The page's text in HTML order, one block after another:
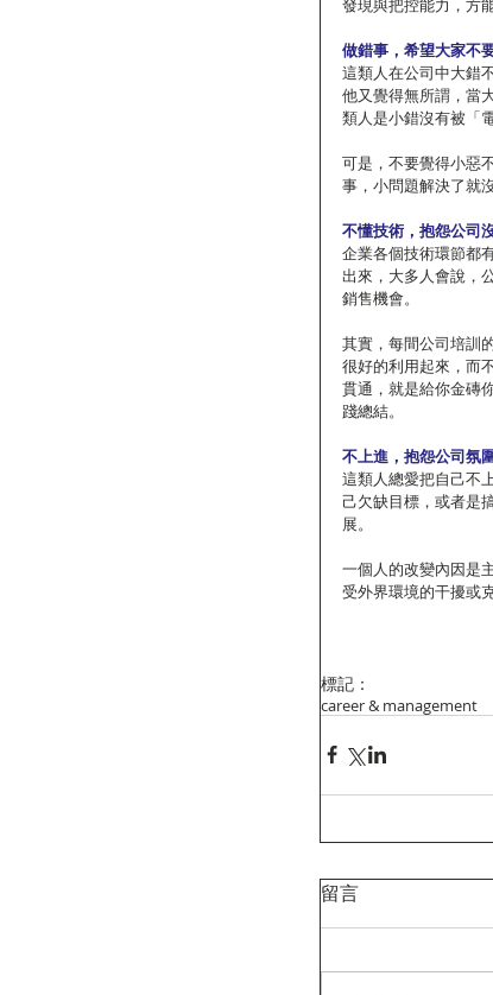
發現與把控能力，方
做錯事，希望大家不
這類人在公司中大錯
他又覺得無所謂，當
類人是小錯沒有被「
可是，不要覺得小惡
事，小問題解決了就
不懂技術，抱怨公司
企業各個技術環節都
出來，大多人會說，
銷售機會。
其實，每間公司培訓
很好的利用起來，而
貫通，就是給你金磚
踐總結。
不上進，抱怨公司氛
這類人總愛把自己不
己欠缺目標，或者是
展。
一個人的改變內因是
受外界環境的干擾或
標記：
career & management
留言